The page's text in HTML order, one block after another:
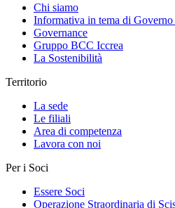
Chi siamo
Informativa in tema di Governo
Governance
Gruppo BCC Iccrea
La Sostenibilità
Territorio
La sede
Le filiali
Area di competenza
Lavora con noi
Per i Soci
Essere Soci
Operazione Straordinaria di